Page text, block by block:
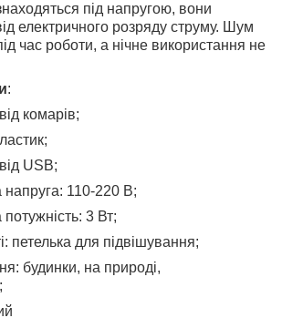
під напругою, вони
електричного розряду струму. Шум
час роботи, а нічне використання не
:
комарів;
USB;
напруга: 110-220 В;
3 Вт;
петелька для підвішування;
будинки, на природі,